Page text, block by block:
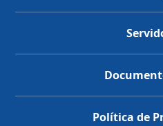
Política de